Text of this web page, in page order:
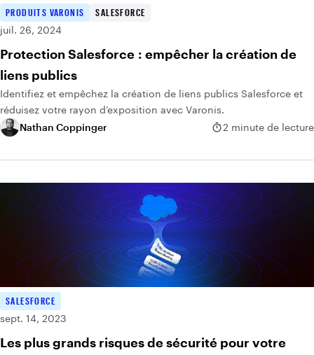
PRODUITS VARONIS
SALESFORCE
juil. 26, 2024
Protection Salesforce : empêcher la création de
liens publics
Identifiez et empêchez la création de liens publics Salesforce et
réduisez votre rayon d’exposition avec Varonis.
Nathan Coppinger
2 minute de lecture
SALESFORCE
sept. 14, 2023
Les plus grands risques de sécurité pour votre